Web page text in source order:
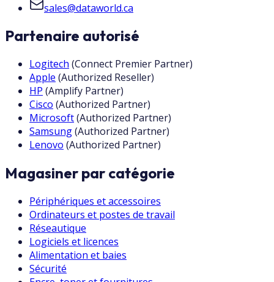
sales@dataworld.ca
Partenaire autorisé
Logitech (Connect Premier Partner)
Apple (Authorized Reseller)
HP (Amplify Partner)
Cisco (Authorized Partner)
Microsoft(Authorized Partner)
Samsung(Authorized Partner)
Lenovo (Authorized Partner)
Magasiner par catégorie
Périphériques et accessoires
Ordinateurs et postes de travail
Réseautique
Logiciels et licences
Alimentation et baies
Sécurité